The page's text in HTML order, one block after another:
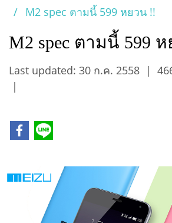
M2 spec ตามนี้ 599 หยวน !!
M2 spec ตามนี้ 599
Last updated: 30 ก.ค. 2558 |
|